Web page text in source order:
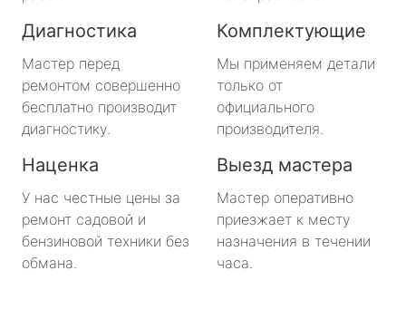
Диагностика
Мастер перед
ремонтом совершенно
бесплатно производит
диагностику.
Комплектующие
Мы применяем детали
только от
официального
производителя.
Наценка
У нас честные цены за
ремонт садовой и
бензиновой техники без
обмана.
Выезд мастера
Мастер оперативно
приезжает к месту
назначения в течении
часа.